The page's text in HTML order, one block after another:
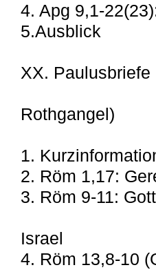
4. Apg 9,1-
5.Ausblick
XX. Paulusbriefe
Rothgangel)
1.
2. Röm 1,17:
3. Röm 9-11:
Israel
4. Röm 13,8-10